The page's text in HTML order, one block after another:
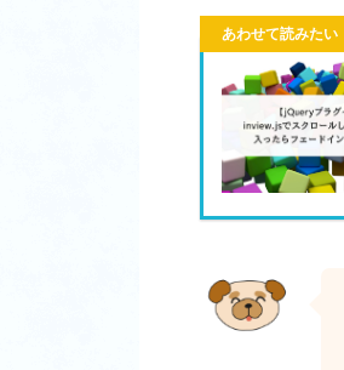
あわせて読みたい